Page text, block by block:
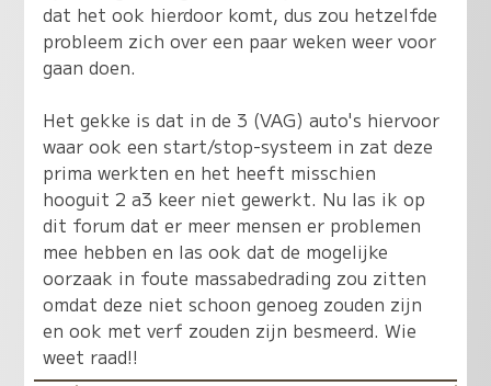
dat het ook hierdoor komt, dus zou hetzelfde
probleem zich over een paar weken weer voor
gaan doen.
Het gekke is dat in de 3 (VAG) auto's hiervoor
waar ook een start/stop-systeem in zat deze
prima werkten en het heeft misschien
hooguit 2 a3 keer niet gewerkt. Nu las ik op
dit forum dat er meer mensen er problemen
mee hebben en las ook dat de mogelijke
oorzaak in foute massabedrading zou zitten
omdat deze niet schoon genoeg zouden zijn
en ook met verf zouden zijn besmeerd. Wie
weet raad!!